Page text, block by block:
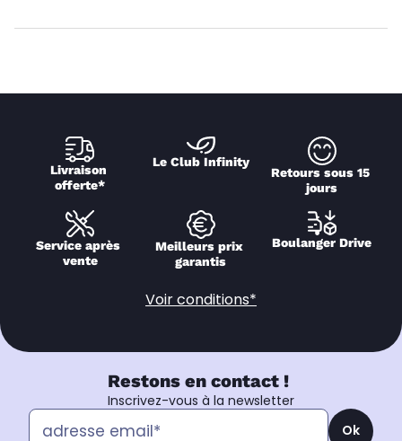
Livraison
offerte*
Le Club Infinity
Retours sous 15
jours
Service après
vente
Meilleurs prix
garantis
Boulanger Drive
Voir conditions*
Restons en contact !
Inscrivez-vous à la newsletter
Ok